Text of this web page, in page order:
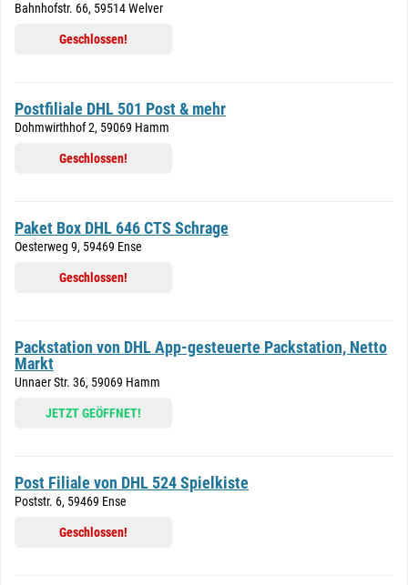
Bahnhofstr. 66, 59514 Welver
Geschlossen!
Postfiliale DHL 501 Post & mehr
Dohmwirthhof 2, 59069 Hamm
Geschlossen!
Paket Box DHL 646 CTS Schrage
Oesterweg 9, 59469 Ense
Geschlossen!
Packstation von DHL App-gesteuerte Packstation, Netto
Markt
Unnaer Str. 36, 59069 Hamm
JETZT GEÖFFNET!
Post Filiale von DHL 524 Spielkiste
Poststr. 6, 59469 Ense
Geschlossen!